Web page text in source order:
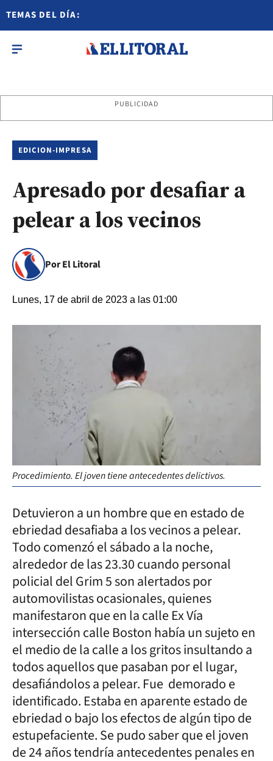
TEMAS DEL DÍA:
PUBLICIDAD
EDICION-IMPRESA
Apresado por desafiar a
pelear a los vecinos
Por El Litoral
Lunes, 17 de abril de 2023 a las 01:00
Procedimiento. El joven tiene antecedentes delictivos.
Detuvieron a un hombre que en estado de
ebriedad desafiaba a los vecinos a pelear.
Todo comenzó el sábado a la noche,
alrededor de las 23.30 cuando personal
policial del Grim 5 son alertados por
automovilistas ocasionales, quienes
manifestaron que en la calle Ex Vía
intersección calle Boston había un sujeto en
el medio de la calle a los gritos insultando a
todos aquellos que pasaban por el lugar,
desafiándolos a pelear. Fue demorado e
identificado. Estaba en aparente estado de
ebriedad o bajo los efectos de algún tipo de
estupefaciente. Se pudo saber que el joven
de 24 años tendría antecedentes penales en